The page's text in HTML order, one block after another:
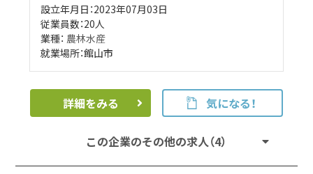
設立年月日：2023年07月03日
従業員数：20人
業種： 農林水産
就業場所：館山市
詳細をみる 気になる！
この企業のその他の求人（4）